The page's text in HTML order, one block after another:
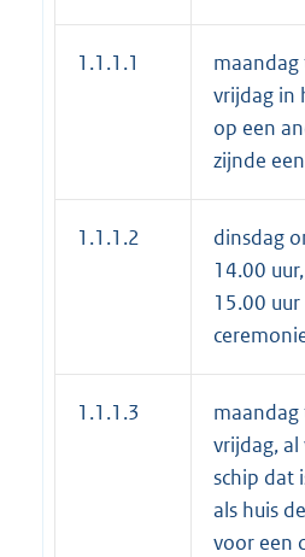
1.1.1.1
vrijdag in
op een
zijnde
1.1.1.2
dinsdag
14.00
15.00
1.1.1.3
vrijdag,
schip dat
als huis
voor een